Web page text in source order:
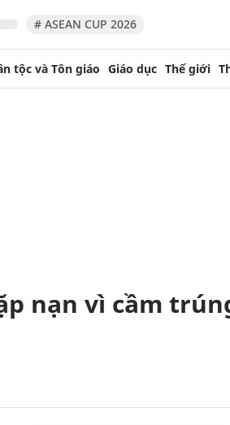
# ASEAN CUP 2026
tộc và Tôn giáo Giáo dục Thế giới
nạn vì cầm